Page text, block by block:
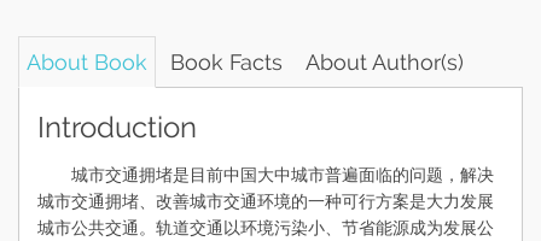
About Book Book Facts About Author(s)
Introduction
城市交通拥堵是目前中国大中城市普遍面临的问题，解决
城市交通拥堵、改善城市交通环境的一种可行方案是大力发展
城市公共交通。轨道交通以环境污染小、节省能源成为发展公